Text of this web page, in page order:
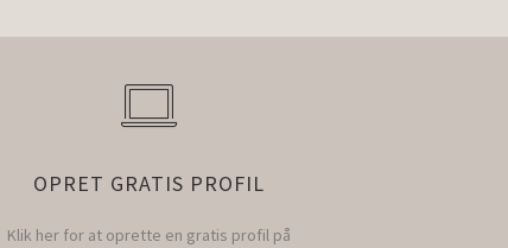
OPRET GRATIS PROFIL
Klik her for at oprette en gratis profil på